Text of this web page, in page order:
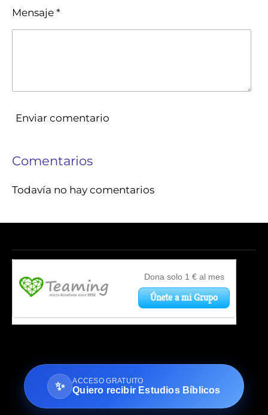
Mensaje *
Enviar comentario
Comentarios
Todavía no hay comentarios
✨ ACCESO GRATUITO
Quiero recibir Estudios Bíblicos